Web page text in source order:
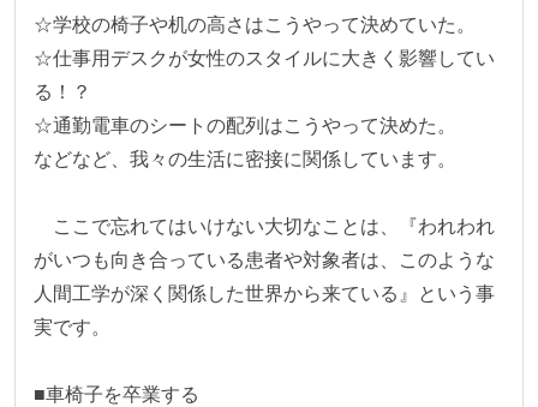
☆学校の椅子や机の高さはこうやって決めていた。
☆仕事用デスクが女性のスタイルに大きく影響してい
る！？
☆通勤電車のシートの配列はこうやって決めた。
などなど、我々の生活に密接に関係しています。
ここで忘れてはいけない大切なことは、『われわれ
がいつも向き合っている患者や対象者は、このような
人間工学が深く関係した世界から来ている』という事
実です。
■車椅子を卒業する